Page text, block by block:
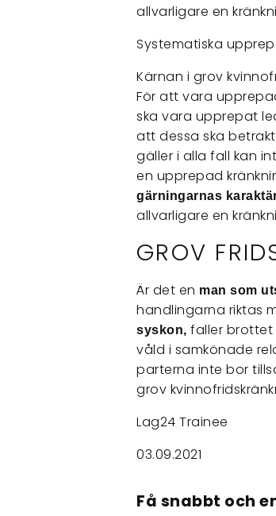
allvarligare en
Systematiska
Kärnan i grov
För att vara
ska vara upprepat
att dessa ska
gäller i alla fall kan
en upprepad
gärningarnas
allvarligare en
GROV
Är det en man som
handlingarna riktas
syskon, faller brottet
våld i samkönade
parterna inte bor
grov
Lag24 Trainee
03.09.2021
Få snabbt och